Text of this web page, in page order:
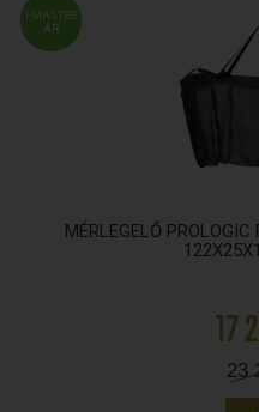
FMASTER
ÁR
MÉRLEGELŐ
17
23